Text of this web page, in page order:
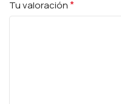
Tu valoración*